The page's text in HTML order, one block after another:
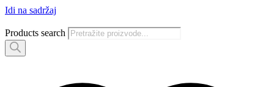
Idi na sadržaj
Products search